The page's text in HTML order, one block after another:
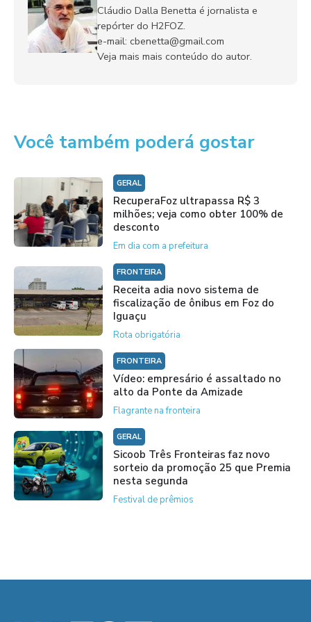
Cláudio Dalla Benetta é jornalista e
repórter do H2FOZ.
e-mail: cbenetta@gmail.com
Veja mais mais conteúdo do autor.
Você também poderá gostar
GERAL
RecuperaFoz ultrapassa R$ 3
milhões; veja como obter 100% de
desconto
Em dia com a prefeitura
FRONTEIRA
Receita adia novo sistema de
fiscalização de ônibus em Foz do
Iguaçu
Rota obrigatória
FRONTEIRA
Vídeo: empresário é assaltado no
alto da Ponte da Amizade
Flagrante na fronteira
GERAL
Sicoob Três Fronteiras faz novo
sorteio da promoção 25 que Premia
nesta segunda
Festival de prêmios